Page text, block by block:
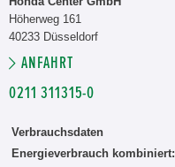
Höherweg 161
40233 Düsseldorf
ANFAHRT
0211 311315-0
Verbrauchsdaten
Energieverbrauch kombiniert: